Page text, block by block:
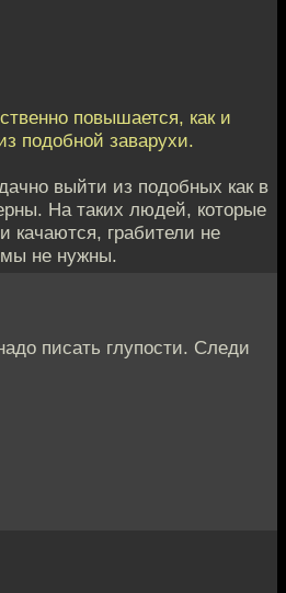
повышается, как и
подобной заварухи.
выйти из подобных как в
На таких людей, которые
качаются, грабители не
не нужны.
писать глупости. Следи